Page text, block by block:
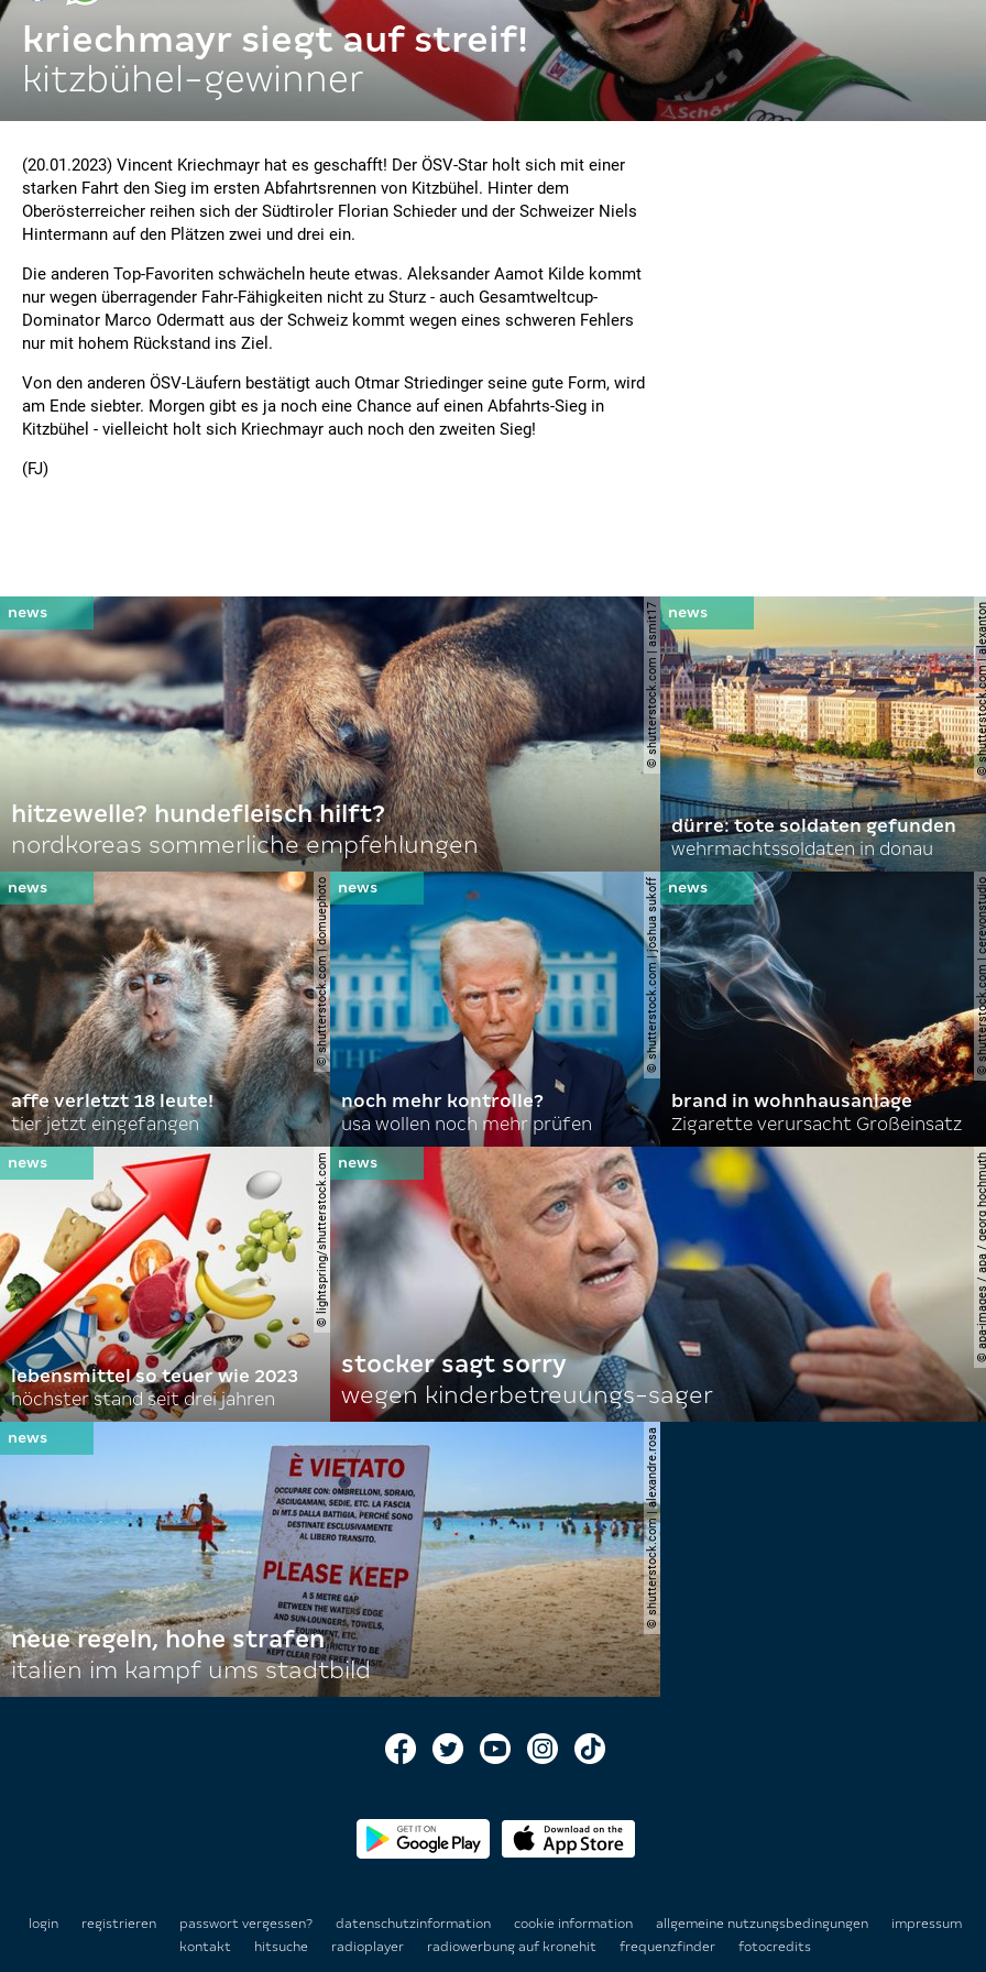
kriechmayr siegt auf streif!
kitzbühel-gewinner
(20.01.2023) Vincent Kriechmayr hat es geschafft! Der ÖSV-Star holt sich mit einer
starken Fahrt den Sieg im ersten Abfahrtsrennen von Kitzbühel. Hinter dem
Oberösterreicher reihen sich der Südtiroler Florian Schieder und der Schweizer Niels
Hintermann auf den Plätzen zwei und drei ein.
Die anderen Top-Favoriten schwächeln heute etwas. Aleksander Aamot Kilde kommt
nur wegen überragender Fahr-Fähigkeiten nicht zu Sturz - auch Gesamtweltcup-
Dominator Marco Odermatt aus der Schweiz kommt wegen eines schweren Fehlers
nur mit hohem Rückstand ins Ziel.
Von den anderen ÖSV-Läufern bestätigt auch Otmar Striedinger seine gute Form, wird
am Ende siebter. Morgen gibt es ja noch eine Chance auf einen Abfahrts-Sieg in
Kitzbühel - vielleicht holt sich Kriechmayr auch noch den zweiten Sieg!
(FJ)
© shutterstock.com | asmit17
hitzewelle? hundefleisch hilft?
nordkoreas sommerliche empfehlungen
©
dürre: tote soldaten gefunden
wehrmachtssoldaten in donau
© shutterstock.com | domuephoto
affe verletzt 18 leute!
tier jetzt eingefangen
© shutterstock.com | joshua sukoff
noch mehr kontrolle?
usa wollen noch mehr prüfen
©
brand in wohnhausanlage
Zigarette verursacht Großeinsatz
© lightspring/shutterstock.com
lebensmittel so teuer wie 2023
höchster stand seit drei jahren
© apa-images /
stocker sagt sorry
wegen kinderbetreuungs-sager
© shutterstock.com | alexandre.rosa
neue regeln, hohe strafen
italien im kampf ums stadtbild
login registrieren passwort vergessen? datenschutzinformation cookie information allgemeine nutzungsbedingungen
impressum
kontakt
hitsuche radioplayer radiowerbung auf kronehit frequenzfinder fotocredits